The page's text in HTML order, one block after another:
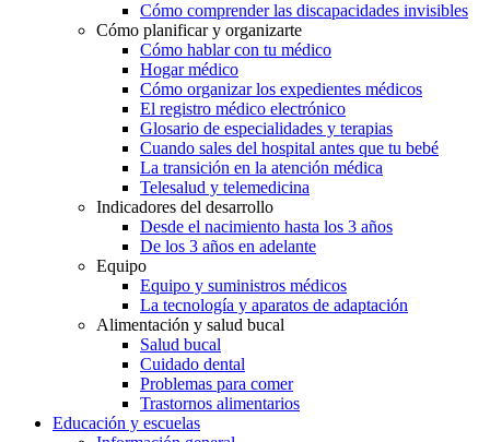
Cómo comprender las discapacidades invisibles
Cómo planificar y organizarte
Cómo hablar con tu médico
Hogar médico
Cómo organizar los expedientes médicos
El registro médico electrónico
Glosario de especialidades y terapias
Cuando sales del hospital antes que tu bebé
La transición en la atención médica
Telesalud y telemedicina
Indicadores del desarrollo
Desde el nacimiento hasta los 3 años
De los 3 años en adelante
Equipo
Equipo y suministros médicos
La tecnología y aparatos de adaptación
Alimentación y salud bucal
Salud bucal
Cuidado dental
Problemas para comer
Trastornos alimentarios
Educación y escuelas